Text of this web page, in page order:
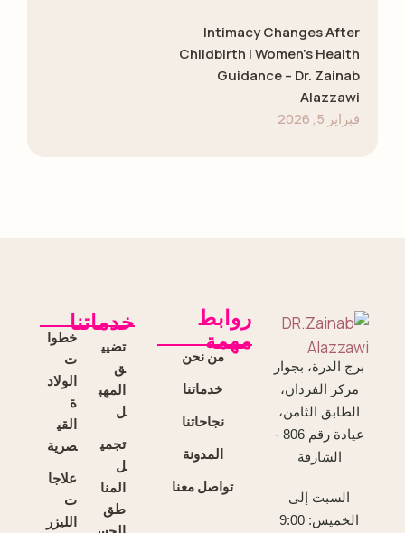
Intimacy Changes After
Childbirth | Women’s Health
Guidance – Dr. Zainab
Alazzawi
فبراير 5, 2026
برج الدرة، بجوار
مركز الفردان،
الطابق الثامن،
عيادة رقم 806 -
الشارقة
السبت إلى
الخميس: 9:00
روابط
مهمة
من نحن
خدماتنا
نجاحاتنا
المدونة
تواصل معنا
خدماتنا
تضيي
ق
المهب
ل
تجمي
ل
المنا
طق
خطوا
ت
الولاد
ة
القي
صرية
علاجا
ت
الليزر